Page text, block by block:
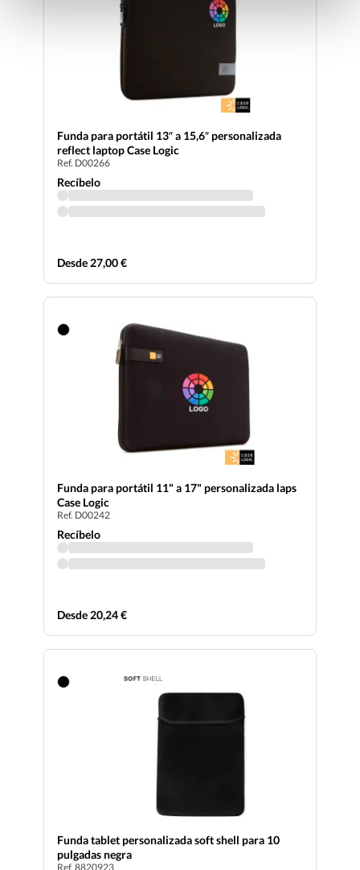
Funda para portátil 13″ a 15,6″ personalizada
reflect laptop Case Logic
Ref. D00266
Recíbelo
Desde 27,00 €
Funda para portátil 11" a 17" personalizada laps
Case Logic
Ref. D00242
Recíbelo
Desde 20,24 €
Funda tablet personalizada soft shell para 10
pulgadas negra
Ref. 8820923